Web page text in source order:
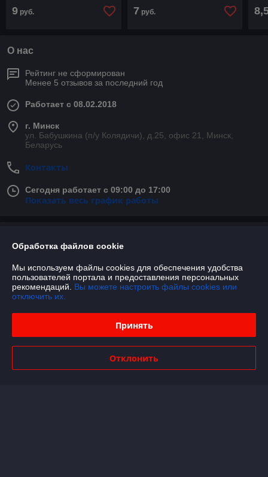
9 руб. 7 руб.
О нас
Рейтинг не сформирован
Менее 5 отзывов за последний год
Работает с 08.02.2018
г. Минск
ул. Бабушкина (п/у Колядичи), д.25, офис 21, Минск,
Беларусь
Контакты
Сегодня работает с 09:00 до 17:00
Показать весь график работы
30.08.2023
Олег
15.07.2023
Роман
Отлично
Обработка файлов cookie
Мы используем файлы cookies для обеспечения удобства
пользователей портала и предоставления персональных
рекомендаций. Вы можете настроить файлы cookies или
отключить их.
Принять
Отклонить